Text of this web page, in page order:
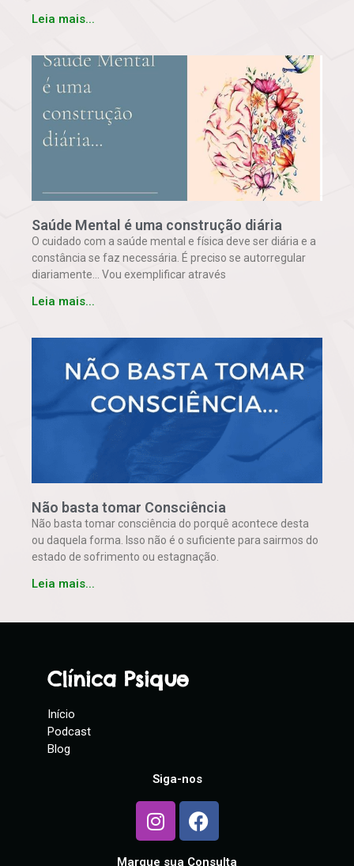
Leia mais...
Saúde Mental é uma construção diária
O cuidado com a saúde mental e física deve ser diária e a
constância se faz necessária. É preciso se autorregular
diariamente… Vou exemplificar através
Leia mais...
Não basta tomar Consciência
Não basta tomar consciência do porquê acontece desta
ou daquela forma. Isso não é o suficiente para sairmos do
estado de sofrimento ou estagnação.
Leia mais...
Clínica Psique
Início
Podcast
Blog
Siga-nos
Marque sua Consulta